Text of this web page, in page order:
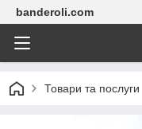
banderoli.com
Товари та послуги